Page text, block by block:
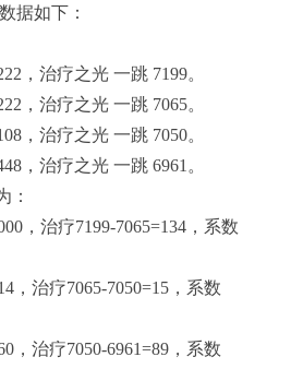
据如下：
，治疗之光 一跳 7199。
，治疗之光 一跳 7065。
，治疗之光 一跳 7050。
，治疗之光 一跳 6961。
：
，治疗7199-7065=134，系数
，治疗7065-7050=15，系数
，治疗7050-6961=89，系数